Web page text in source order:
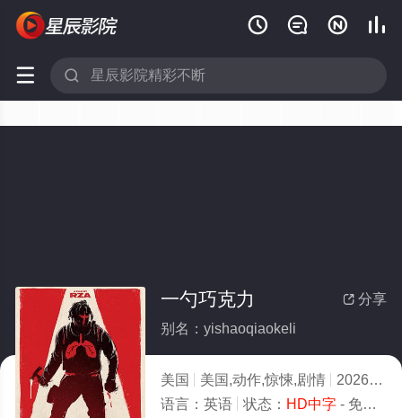
   
 
 分享
一勺巧克力
别名：yishaoqiaokeli
美国 美国,动作,惊悚,剧情 2026
6.0
语言： 英语 状态： HD中字- 免费在线观看